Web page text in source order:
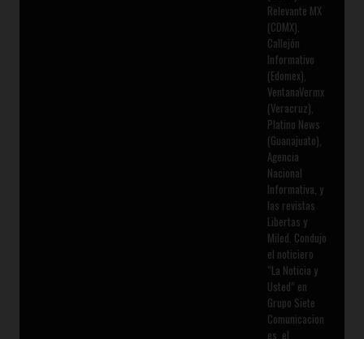
Relevante MX
(CDMX),
Callejón
Informativo
(Edomex),
VentanaVermx
(Veracruz),
Platino News
(Guanajuato),
Agencia
Nacional
Informativa, y
las revistas
Libertas y
Miled. Condujo
el noticiero
“La Noticia y
Usted” en
Grupo Siete
Comunicacion
es, el